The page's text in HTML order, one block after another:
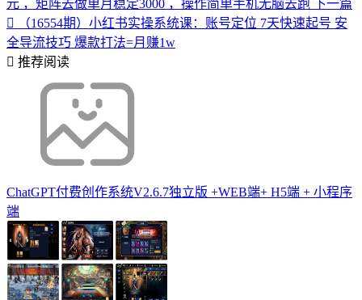
元 ，矩阵去做单月稳定3000 ，操作简单手机无脑去跑 下一篇
（16554期）小红书实操系统课：账号定位 7天快速起号 安
全导流技巧 爆款打法=月赚1w
推荐阅读
ChatGPT付费创作系统V2.6.7独立版 +WEB端+ H5端 + 小程序
端